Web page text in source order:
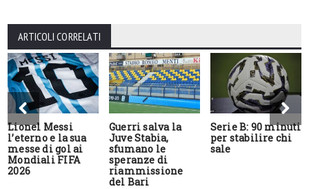
ARTICOLI CORRELATI
Lionel Messi
l’eterno e la sua
messe di gol ai
Mondiali FIFA
2026
Guerri salva la
Juve Stabia,
sfumano le
speranze di
riammissione
del Bari
Serie B: 90 minuti
per stabilire chi
sale